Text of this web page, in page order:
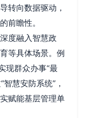
转向数据驱动，
前瞻性。
度融入智慧政
等具体场景。例
现群众办事“最
慧安防系统”，
赋能基层管理单